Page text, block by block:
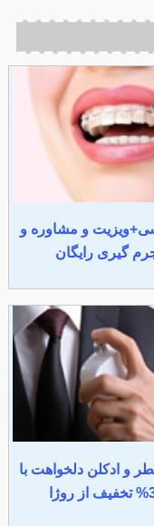
و مشاوره و
گیری رایگان
و ادکلن دلخواهت با